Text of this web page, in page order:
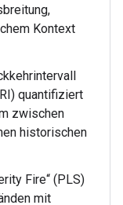
Kontext
quantifiziert
zwischen
historischen
Fire“ (PLS)
mit